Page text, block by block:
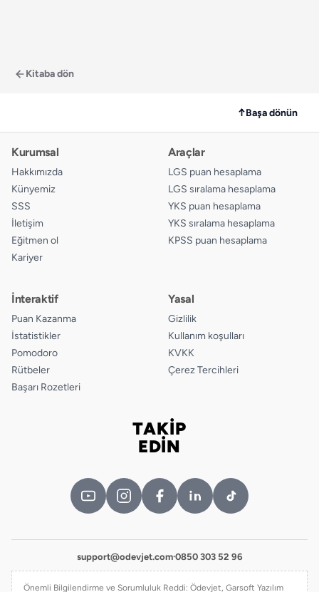
Kitaba dön
↑Başa dönün
Kurumsal
Hakkımızda
Künyemiz
SSS
İletişim
Eğitmen ol
Kariyer
Araçlar
LGS puan hesaplama
LGS sıralama hesaplama
YKS puan hesaplama
YKS sıralama hesaplama
KPSS puan hesaplama
İnteraktif
Puan Kazanma
İstatistikler
Pomodoro
Rütbeler
Başarı Rozetleri
Yasal
Gizlilik
Kullanım koşulları
KVKK
Çerez Tercihleri
TAKİP
EDİN
support@odevjet.com·0850 303 52 96
Önemli Bilgilendirme ve Sorumluluk Reddi: Ödevjet, Garsoft Yazılım